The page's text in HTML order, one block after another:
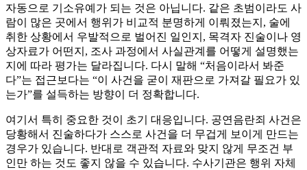
자동으로 기소유예가 되는 것은 아닙니다. 같은 초범이라도 사
람이 많은 곳에서 행위가 비교적 분명하게 이뤄졌는지, 술에
취한 상황에서 우발적으로 벌어진 일인지, 목격자 진술이나 영
상자료가 어떤지, 조사 과정에서 사실관계를 어떻게 설명했는
지에 따라 평가는 달라집니다. 다시 말해 “처음이라서 봐준
다”는 접근보다는 “이 사건을 굳이 재판으로 가져갈 필요가 있
는가”를 설득하는 방향이 더 정확합니다.
여기서 특히 중요한 것이 초기 대응입니다. 공연음란죄 사건은
당황해서 진술하다가 스스로 사건을 더 무겁게 보이게 만드는
경우가 있습니다. 반대로 객관적 자료와 맞지 않게 무조건 부
인만 하는 것도 좋지 않을 수 있습니다. 수사기관은 행위 자체